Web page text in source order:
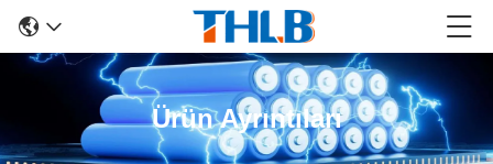
Ürün Ayrıntıları